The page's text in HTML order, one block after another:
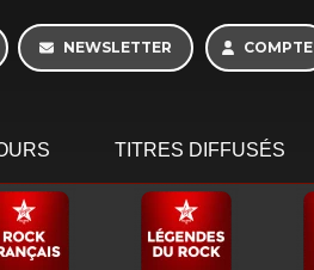
NEWSLETTER COMPTE
TITRES DIFFUSÉS